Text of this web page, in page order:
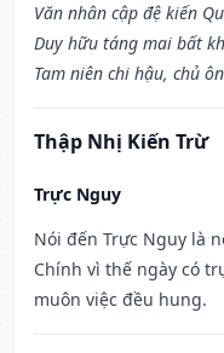
Văn nhân cập đệ kiến
Duy hữu táng mai bất
Tam niên chi hậu, chủ
Thập Nhị Kiến Trừ
Trực Nguy
Nói đến Trực Nguy là
Chính vì thế ngày có
muôn việc đều hung.